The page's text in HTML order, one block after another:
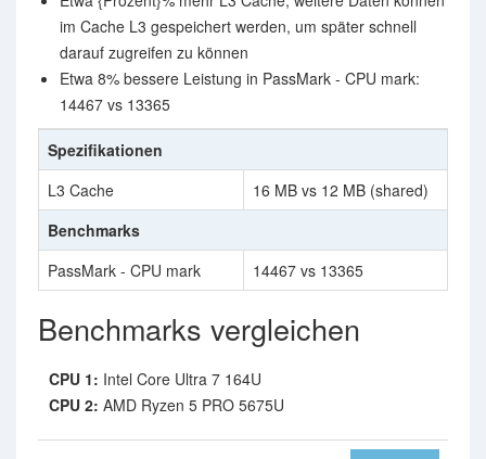
im Cache L3 gespeichert werden, um später schnell
darauf zugreifen zu können
Etwa 8% bessere Leistung in PassMark - CPU mark:
14467 vs 13365
Spezifikationen
L3 Cache
16 MB vs 12 MB (shared)
Benchmarks
PassMark - CPU mark
14467 vs 13365
Benchmarks vergleichen
CPU 1: Intel Core Ultra 7 164U
CPU 2: AMD Ryzen 5 PRO 5675U